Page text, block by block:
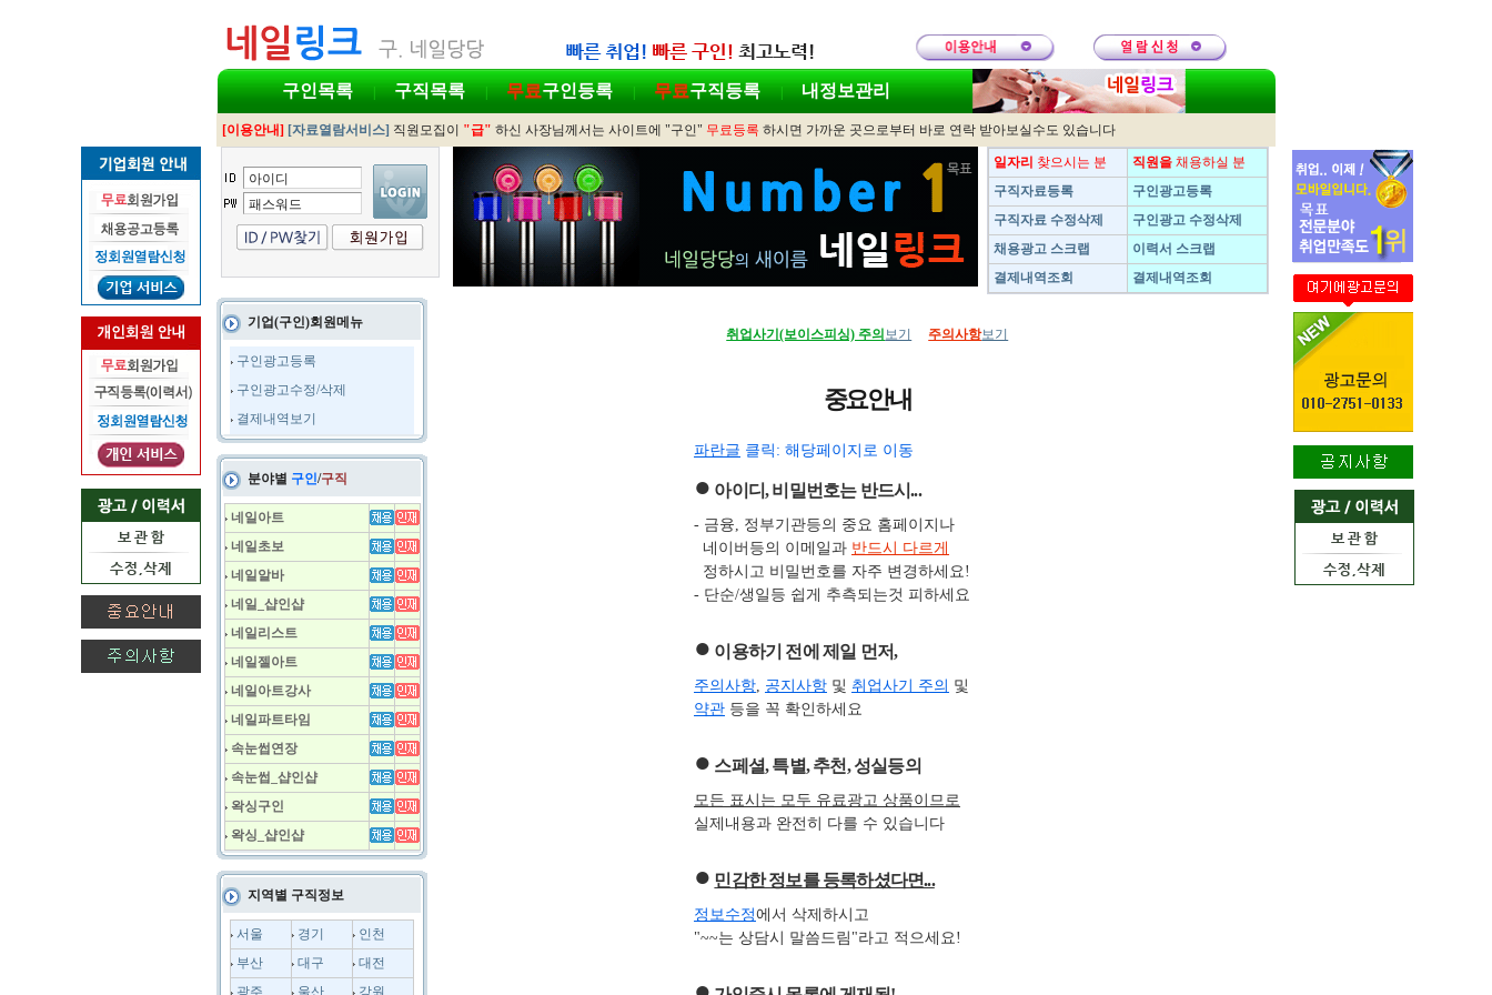
구인목록 | 구직목록 | 무료구인등록 | 무료구직등록 | 내정보관리
[이용안내] [자료열람서비스] 직원모집이 "급" 하신 사장님께서는 사이트에 "구인" 무료등록 하시면 가까운 곳으로부터 바로 연락 받아보실수도 있습니다
일자리 찾으시는 분 직원을 채용하실 분
구직자료등록
구인광고등록
구직자료 수정삭제
구인광고 수정삭제
채용광고 스크랩
이력서 스크랩
결제내역조회
결제내역조회
기업(구인)회원메뉴
구인광고등록
구인광고수정/삭제
결제내역보기
분야별 구인/구직
네일아트
네일초보
네일알바
네일_샵인샵
네일리스트
네일젤아트
네일아트강사
네일파트타임
속눈썹연장
속눈썹_샵인샵
왁싱구인
왁싱_샵인샵
지역별 구직정보
서울 경기
인천
부산
대구
대전
광주
울산 강원
취업사기(보이스피싱) 주의 보기 주의사항보기
중요안내
파란글 클릭: 해당페이지로 이동
● 아이디, 비밀번호는 반드시...
- 금융, 정부기관등의 중요 홈페이지나
네이버등의 이메일과 반드시 다르게
정하시고 비밀번호를 자주 변경하세요!
- 단순/생일등 쉽게 추측되는것 피하세요
● 이용하기 전에 제일 먼저,
주의사항, 공지사항 및 취업사기 주의 및
약관 등을 꼭 확인하세요
● 스페셜, 특별, 추천, 성실등의
모든 표시는 모두 유료광고 상품이므로
실제내용과 완전히 다를 수 있습니다
● 민감한 정보를 등록하셨다면...
정보수정에서 삭제하시고
"~~는 상담시 말씀드림"라고 적으세요!